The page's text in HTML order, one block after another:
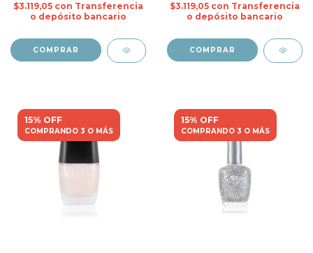
$3.119,05 con Transferencia
o depósito bancario
$3.119,05 con Transferencia
o depósito bancario
15% OFF
COMPRANDO 3 O MÁS
15% OFF
COMPRANDO 3 O MÁS